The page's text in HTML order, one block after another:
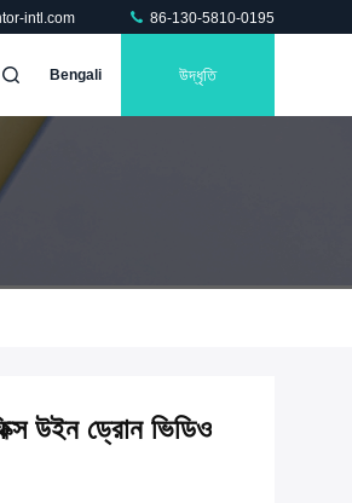
intl.com 86-130-5810-0195
Bengali উদ্ধৃতি
উইন ড্রোন ভিডিও